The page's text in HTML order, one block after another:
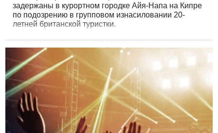
задержаны в курортном городке Айя-Напа на Кипре
по подозрению в групповом изнасиловании 20-
летней британской туристки.